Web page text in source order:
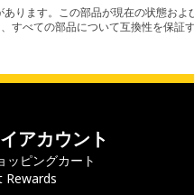
ります。この部品が現在の状態お
べての部品について互換性を保証
アカウント
ッピングカート
Rewards